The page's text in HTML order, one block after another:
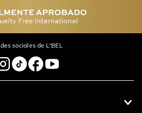
sociales de L'BEL